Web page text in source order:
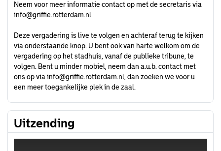
Neem voor meer informatie contact op met de secretaris via
info@griffie.rotterdam.nl
Deze vergadering is live te volgen en achteraf terug te kijken
via onderstaande knop. U bent ook van harte welkom om de
vergadering op het stadhuis, vanaf de publieke tribune, te
volgen. Bent u minder mobiel, neem dan a.u.b. contact met
ons op via info@griffie.rotterdam.nl , dan zoeken we voor u
een meer toegankelijke plek in de zaal.
Uitzending